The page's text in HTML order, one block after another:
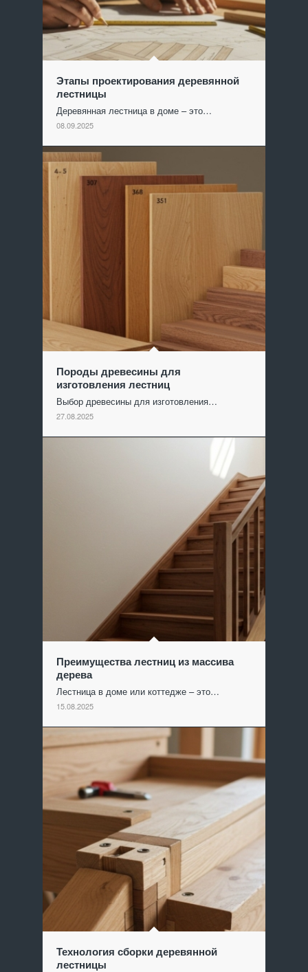
Этапы проектирования деревянной
лестницы
Деревянная лестница в доме – это…
08.09.2025
Породы древесины для
изготовления лестниц
Выбор древесины для изготовления…
27.08.2025
Преимущества лестниц из массива
дерева
Лестница в доме или коттедже – это…
15.08.2025
Технология сборки деревянной
лестницы